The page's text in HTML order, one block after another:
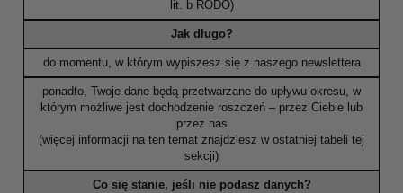
lit. b RODO)
Jak długo?
do momentu, w którym wypiszesz się z naszego newslettera
ponadto, Twoje dane będą przetwarzane do upływu okresu, w
którym możliwe jest dochodzenie roszczeń – przez Ciebie lub
przez nas
(więcej informacji na ten temat znajdziesz w ostatniej tabeli tej
sekcji)
Co się stanie, jeśli nie podasz danych?